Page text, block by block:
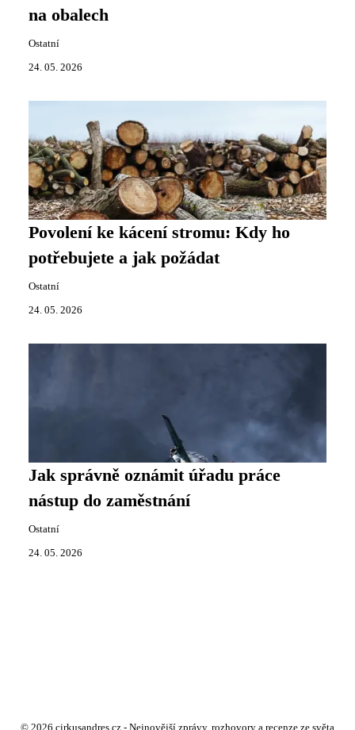
na obalech
Ostatní
24. 05. 2026
Povolení ke kácení stromu: Kdy ho
potřebujete a jak požádat
Ostatní
24. 05. 2026
Jak správně oznámit úřadu práce
nástup do zaměstnání
Ostatní
24. 05. 2026
© 2026 cirkusandres.cz - Nejnovější zprávy, rozhovory a recenze ze světa